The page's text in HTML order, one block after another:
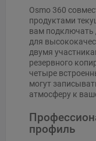
Osmo 360
продуктами
вам подключать
для
двумя
резервного
четыре
могут
атмосферу к
профиль